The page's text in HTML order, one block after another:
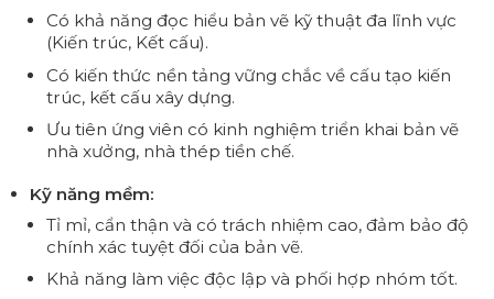
Có khả năng đọc hiểu bản vẽ kỹ thuật đa lĩnh vực
(Kiến trúc, Kết cấu).
Có kiến thức nền tảng vững chắc về cấu tạo kiến
trúc, kết cấu xây dựng.
Ưu tiên ứng viên có kinh nghiệm triển khai bản vẽ
nhà xưởng, nhà thép tiền chế.
Kỹ năng mềm:
Tỉ mỉ, cẩn thận và có trách nhiệm cao, đảm bảo độ
chính xác tuyệt đối của bản vẽ.
Khả năng làm việc độc lập và phối hợp nhóm tốt.